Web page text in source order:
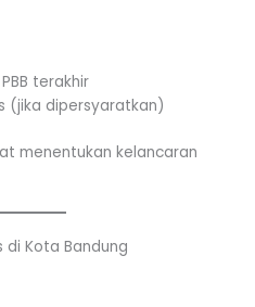
terakhir
(jika dipersyaratkan)
menentukan kelancaran
di Kota Bandung